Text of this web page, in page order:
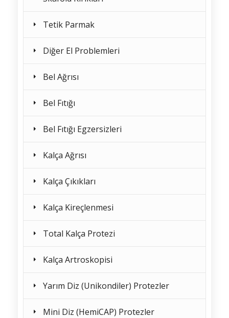
Tetik Parmak
Diğer El Problemleri
Bel Ağrısı
Bel Fıtığı
Bel Fıtığı Egzersizleri
Kalça Ağrısı
Kalça Çıkıkları
Kalça Kireçlenmesi
Total Kalça Protezi
Kalça Artroskopisi
Yarım Diz (Unikondiler) Protezler
Mini Diz (HemiCAP) Protezler